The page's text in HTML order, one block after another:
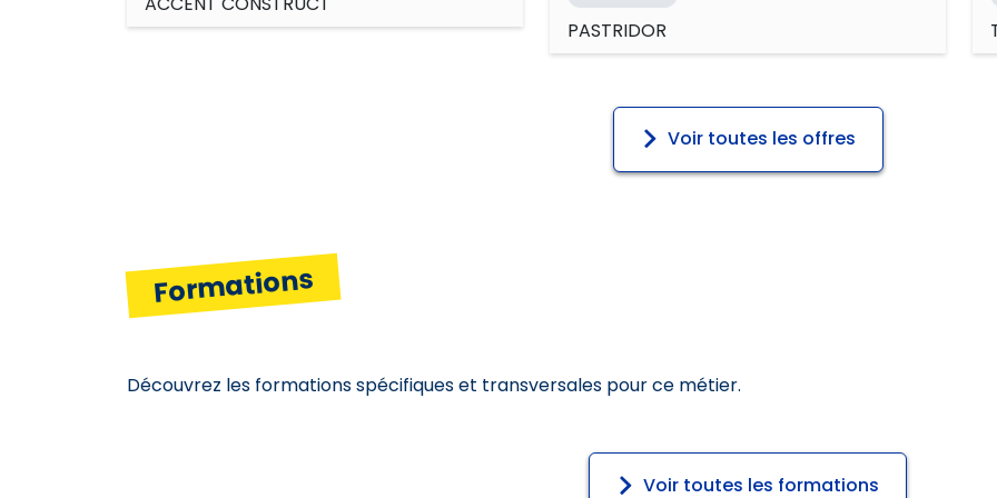
PASTRIDOR
Voir toutes les offres
Formations
Découvrez les formations spécifiques et transversales pour ce métier.
Voir toutes les formations